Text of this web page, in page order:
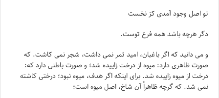
تو اصل وجود آمدی کز نخست
دگر هرچه باشد همه فرع توست.
و می دانید که اگر باغبان، امید ثمر نمی داشت، شجر نمی کاشت. که
صورت ظاهری دارد: میوه از درخت زاییده شد؛ و صورت باطنی دارد که:
درخت از میوه زاییده شد. برای اینکه اگر هدف، میوه نبود؛ درختی کاشته
نمی شد. که گرچه ظاهراً آن شاخ، اصل میوه است؛